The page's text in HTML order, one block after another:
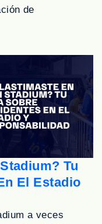
de
Tu
El Estadio
a veces